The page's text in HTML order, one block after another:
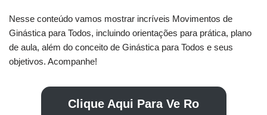
Nesse conteúdo vamos mostrar incríveis Movimentos de
Ginástica para Todos, incluindo orientações para prática, plano
de aula, além do conceito de Ginástica para Todos e seus
objetivos. Acompanhe!
Clique Aqui Para Ve Ro